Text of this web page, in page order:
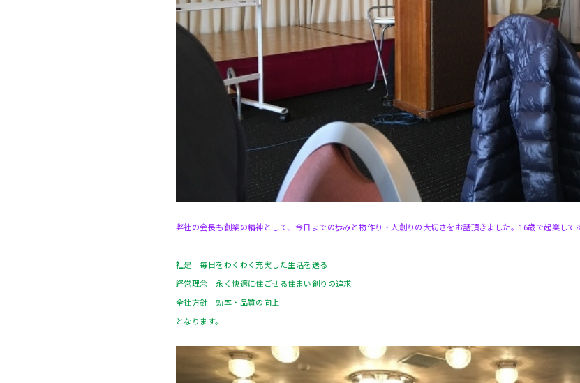
弊社の会長も創業の精神として、今日までの歩みと物作り・人創りの大切さをお話頂きました。16歳で起業して
社是 毎日をわくわく充実した生活を送る
経営理念 永く快適に住ごせる住まい創りの追求
全社方針 効率・品質の向上
となります。